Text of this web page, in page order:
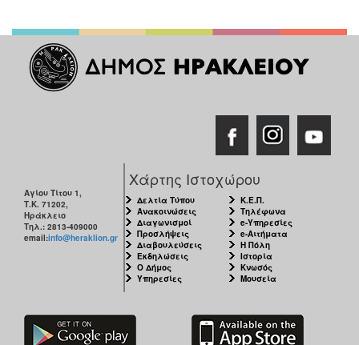
Αγίου Τίτου 1,
Τ.Κ. 71202,
Ηράκλειο
Τηλ.: 2813-409000
email:info@heraklion.gr
Χάρτης Ιστοχώρου
Δελτία Τύπου
Ανακοινώσεις
Διαγωνισμοί
Προσλήψεις
Διαβουλεύσεις
Εκδηλώσεις
Ο Δήμος
Υπηρεσίες
Κ.Ε.Π.
Τηλέφωνα
e-Υπηρεσίες
e-Αιτήματα
Η Πόλη
Ιστορία
Κνωσός
Μουσεία